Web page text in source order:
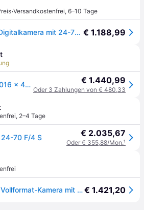
·Versandkostenfrei, 6–10 Tage
Nikon Z5 spiegellose Digitalkamera mit 24-70 mm Objektiv € 1.188,99
Nikon Z 5, 24,3 MP, 6016 x 4016 Pixel, CMOS, 4K Ultra HD, Touchscreen, Schwarz € 1.440,99
Oder 3 Zahlungen von € 480,33
, 2–4 Tage
24-70 F/4 S € 2.035,67
Oder € 355,88/Mon.¹
Nikon Z 5 Spiegellose Vollformat-Kamera mit Nikon 24-70mm 1:4,0 S (24,3 MP, Hybrid-AF mit 273 Messfeldern, 5-Achsen-Bildstabilisator, 4K UHD Video, doppeltes Kartenfach)€ 1.421,20